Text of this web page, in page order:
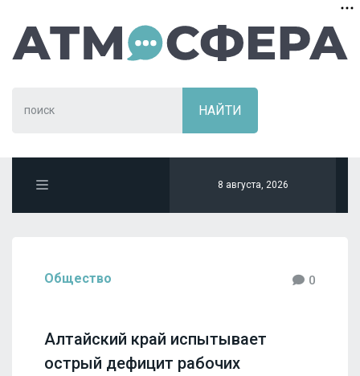
8 августа, 2026
Общество 0
Алтайский край испытывает
острый дефицит рабочих